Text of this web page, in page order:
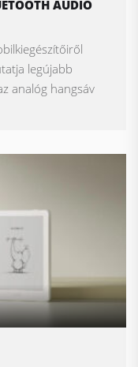
AUDIÓ
legújabb
analóg hangsáv